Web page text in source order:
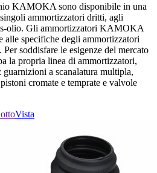
KAMOKA sono disponibile in una
ammortizzatori dritti, agli
olio. Gli ammortizzatori KAMOKA
alle specifiche degli ammortizzatori
soddisfare le esigenze del mercato
la propria linea di ammortizzatori,
a scanalatura multipla,
cromate e temprate e valvole
Vista